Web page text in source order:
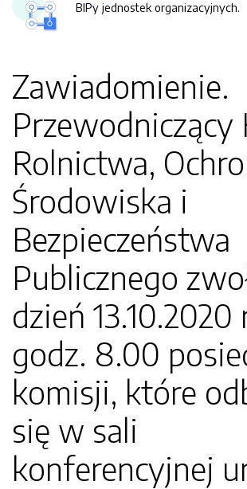
BIPy jednostek organizacyjnych.
Zawiadomienie.
Przewodniczący
Rolnictwa,
Środowiska i
Bezpieczeństwa
Publicznego
dzień 13.10.2020
godz. 8.00
komisji, które
się w sali
konferencyjnej